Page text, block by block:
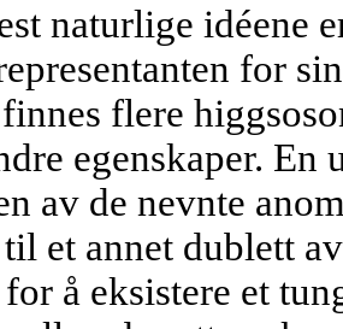
naturlige idéene
for
flere
egenskaper.
av de nevnte
et annet dublett
å eksistere et